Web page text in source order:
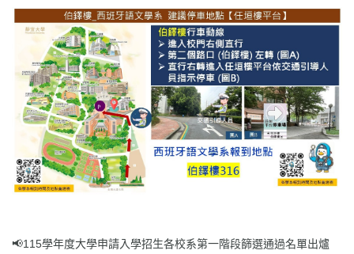
📢115學年度大學申請入學招生各校系第一階段篩選通過名單出爐